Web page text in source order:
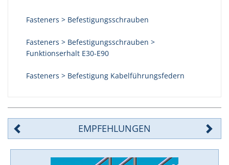
Fasteners > Befestigungsschrauben
Fasteners > Befestigungsschrauben >
Funktionserhalt E30-E90
Fasteners > Befestigung Kabelführungsfedern
EMPFEHLUNGEN